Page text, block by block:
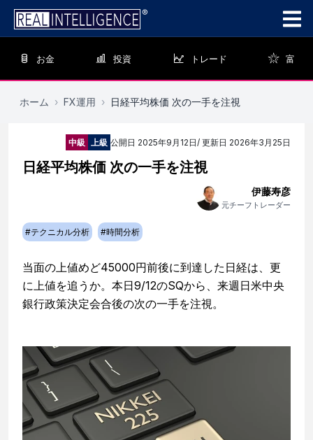
お金 投資 トレード 富
ホーム › FX運用 › 日経平均株価 次の一手を注視
中級 上級 公開日 2025年9月12日/ 更新日 2026年3月25日
日経平均株価 次の一手を注視
伊藤寿彦
元チーフトレーダー
#テクニカル分析 #時間分析
当面の上値めど45000円前後に到達した日経は、更
に上値を追うか。本日9/12のSQから、来週日米中央
銀行政策決定会合後の次の一手を注視。